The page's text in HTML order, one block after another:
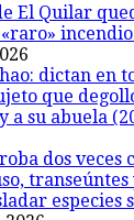
El Quilar
dictan en
que
a su abuela
dos veces
transeúntes
especies